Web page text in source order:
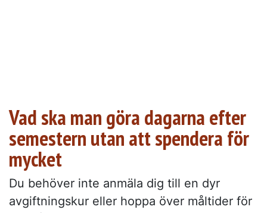
Vad ska man göra dagarna efter
semestern utan att spendera för
mycket
Du behöver inte anmäla dig till en dyr
avgiftningskur eller hoppa över måltider för